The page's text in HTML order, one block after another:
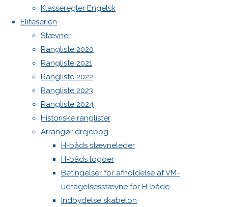
Klasseregler Engelsk
Eliteserien
Stævner
Rangliste 2020
Rangliste 2021
Rangliste 2022
Rangliste 2023
Rangliste 2024
Historiske ranglister
Arrangør drejebog
H-båds stævneleder
H-båds logoer
Betingelser for afholdelse af VM-
udtagelsesstævne for H-både
Indbydelse skabelon
Next
image
Skriv
et
svar
Din e-
mailadresse
vil ikke
WordPress.org